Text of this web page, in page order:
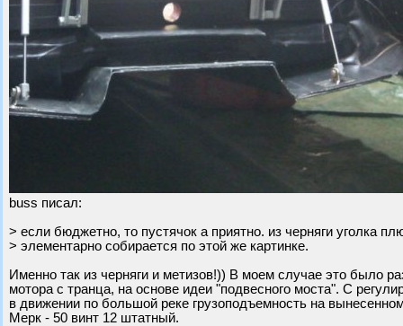
buss писал:
> если бюджетно, то пустячок а приятно. из черняги уголка
> элементарно собирается по этой же картинке.
Именно так из черняги и метизов!)) В моем случае это было
мотора с транца, на основе идеи "подвесного моста". С
в движении по большой реке грузоподъемность на
Мерк - 50 винт 12 штатный.